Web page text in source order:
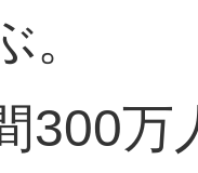
。
300万